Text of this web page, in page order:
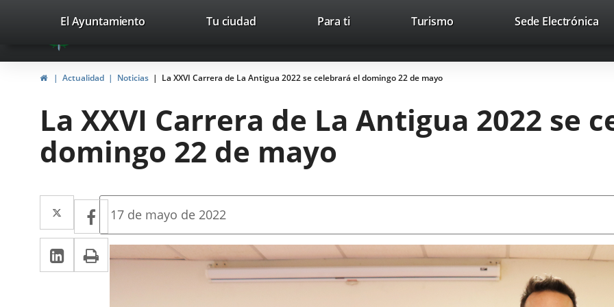
Portal
Web
del
Valladolid
avaTop Trabaja con nosotros Contacto
valladolid.es
El Ayuntamiento Tu ciudad Para ti TurismoEste
abrirá
ventana
nueva.
Sede Electrónica
InicioActualidad Noticias La XXVI Carrera de La Antigua 2022 se celebrará el domingo 22 de mayo
La XXVI Carrera de La Antigua 2022 se
domingo 22 de mayo
Twitter
Enlace
a
una
aplicación
Facebook
Enlace
a
una
LinkedIn
Enlace
a
Imprimir
Fecha
la
17 de mayo de 2022